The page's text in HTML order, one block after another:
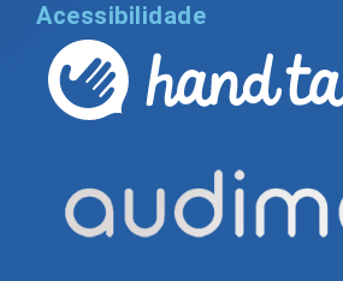
Acessibilidade